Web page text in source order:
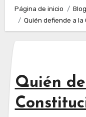
Página de inicio Blog
Quién defiende a
Quién